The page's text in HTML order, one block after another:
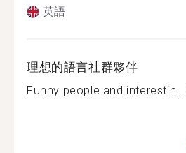
英語
理想的語言社群夥伴
Funny people and interestin...